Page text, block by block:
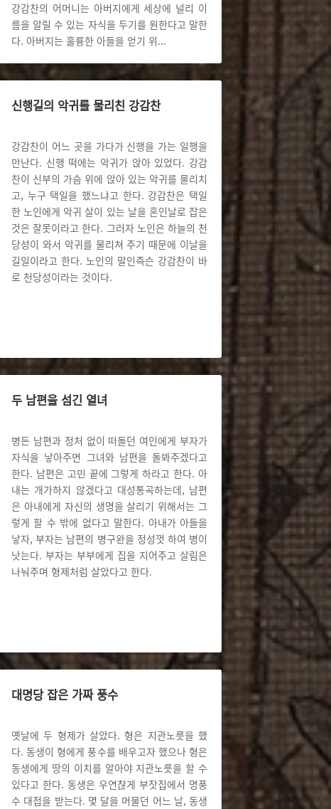
강감찬의 어머니는 아버지에게 세상에 널리 이
름을 알릴 수 있는 자식을 두기를 원한다고 말한
다. 아버지는 훌륭한 아들을 얻기 위...
신행길의 악귀를 물리친 강감찬
강감찬이 어느 곳을 가다가 신행을 가는 일행을
만난다. 신행 떡에는 악귀가 앉아 있었다. 강감
찬이 신부의 가슴 위에 앉아 있는 악귀를 물리치
고, 누구 택일을 했느냐고 한다. 강감찬은 택일
한 노인에게 악귀 살이 있는 날을 혼인날로 잡은
것은 잘못이라고 한다. 그러자 노인은 하늘의 천
당성이 와서 악귀를 물리쳐 주기 때문에 이날을
길일이라고 한다. 노인의 말인즉슨 강감찬이 바
로 천당성이라는 것이다.
두 남편을 섬긴 열녀
병든 남편과 정처 없이 떠돌던 여인에게 부자가
자식을 낳아주면 그녀와 남편을 돌봐주겠다고
한다. 남편은 고민 끝에 그렇게 하라고 한다. 아
내는 개가하지 않겠다고 대성통곡하는데, 남편
은 아내에게 자신의 생명을 살리기 위해서는 그
렇게 할 수 밖에 없다고 말한다. 아내가 아들을
낳자, 부자는 남편의 병구완을 정성껏 하여 병이
낫는다. 부자는 부부에게 집을 지어주고 살림은
나눠주며 형제처럼 살았다고 한다.
대명당 잡은 가짜 풍수
옛날에 두 형제가 살았다. 형은 지관노릇을 했
다. 동생이 형에게 풍수를 배우고자 했으나 형은
동생에게 땅의 이치를 알아야 지관노릇을 할 수
있다고 한다. 동생은 우연찮게 부잣집에서 명풍
수 대접을 받는다. 몇 달을 머물던 어느 날, 동생